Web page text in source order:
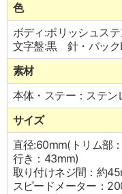
色
ボディ:ポリッシュス
文字盤:黒 針・バック
素材
本体・ステー：ステン
サイズ
直径:60mm(トリム部
行き：43mm)
取り付けネジ間：約
スピードメーター：